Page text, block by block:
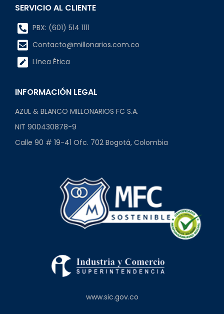
SERVICIO AL CLIENTE
PBX: (601) 514 1111
Contacto@millonarios.com.co
Línea Ética
INFORMACIÓN LEGAL
AZUL & BLANCO MILLONARIOS FC S.A.
NIT 900430878-9
Calle 90 # 19-41 Ofc. 702 Bogotá, Colombia
www.sic.gov.co